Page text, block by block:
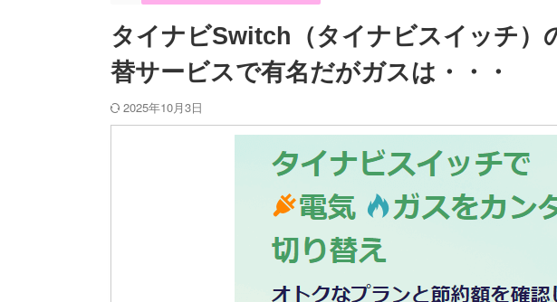
タイナビSwitch（タイナビスイッチ）
替サービスで有名だがガスは・・・
2025年10月3日